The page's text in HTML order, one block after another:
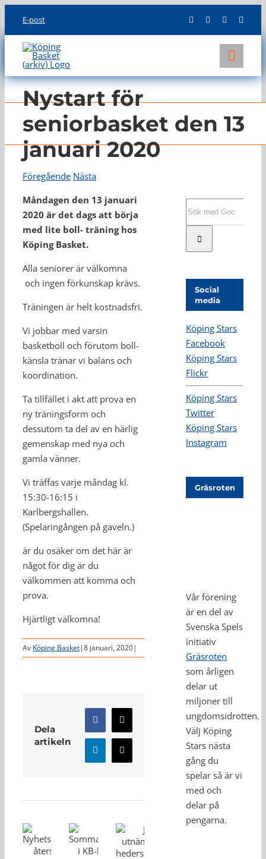
content
E-post
KLUBBEN
LAG
INFO
Nystart för
seniorbasket den 13
januari 2020
Föregående Nästa
Måndagen den 13 januari
2020 är det dags att börja
med lite boll- träning hos
Köping Basket.
Alla seniorer är välkomna
och ingen förkunskap krävs.
Träningen är helt kostnadsfri.
Vi jobbar med varsin
basketboll och förutom boll-
känsla tränar vi balans och
koordination.
Ta tillfället i akt att prova en
ny träningsform och
dessutom ta del av en härlig
gemenskap med nya och
gamla vänner.
Vi träffas varje måndag kl.
15:30-16:15 i
Karlbergshallen.
(Spelaringången på gaveln.)
är du osäker om det här är
något för dig är du
välkommen att komma och
prova.
Hjärtligt välkomna!
Av Köping Basket|8 januari, 2020|
Dela
artikeln
Facebook
X
LinkedInE-
post
Social
media
Köping Stars
Facebook
Köping Stars
Flickr
Köping Stars
Twitter
Köping Stars
Instagram
Gräsroten
Vår förening
är en del av
Svenska Spels
initiativ
Gräsroten
som årligen
delar ut
miljoner till
ungdomsidrotten.
Välj Köping
Stars nästa
gång du
spelar så är vi
med och
delar på
pengarna.